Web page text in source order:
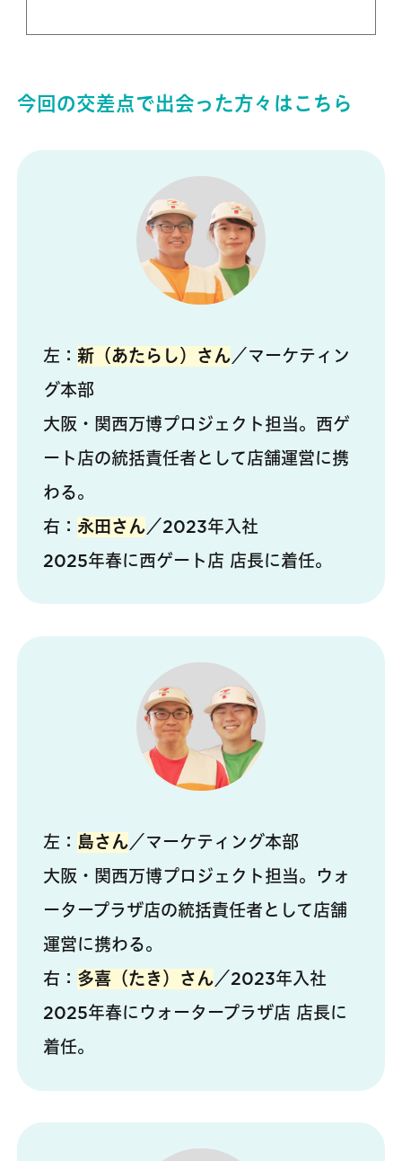
今回の交差点で出会った方々はこちら
左： 新（あたらし）さん／マーケティン
グ本部
大阪・関西万博プロジェクト担当。西ゲ
ート店の統括責任者として店舗運営に携
わる。
右： 永田さん／2023年入社
2025年春に西ゲート店 店長に着任。
左： 島さん／マーケティング本部
大阪・関西万博プロジェクト担当。ウォ
ータープラザ店の統括責任者として店舗
運営に携わる。
右： 多喜（たき）さん／2023年入社
2025年春にウォータープラザ店 店長に
着任。